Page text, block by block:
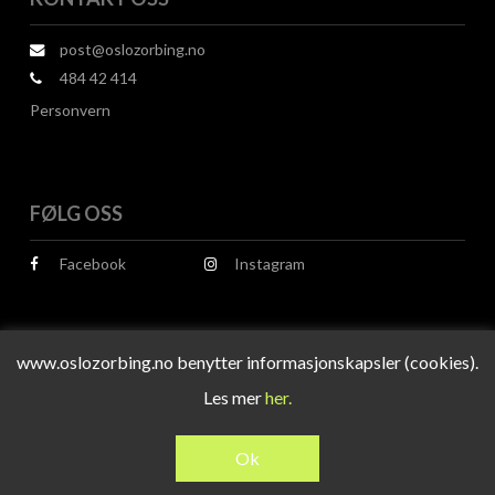
post@oslozorbing.no
484 42 414
Personvern
FØLG OSS
Facebook Instagram
Design og utvikling av
www.oslozorbing.no benytter informasjonskapsler (cookies).
Les merher.
Ok